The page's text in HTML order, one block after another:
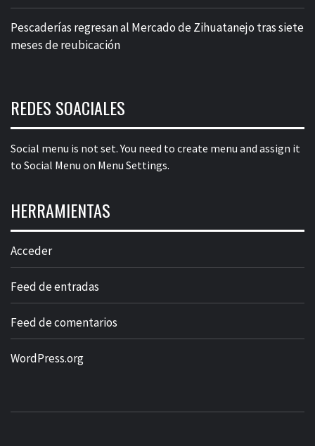
Pescaderías regresan al Mercado de Zihuatanejo tras siete
meses de reubicación
REDES SOACIALES
Social menu is not set. You need to create menu and assign it
to Social Menu on Menu Settings.
HERRAMIENTAS
Acceder
Feed de entradas
Feed de comentarios
WordPress.org